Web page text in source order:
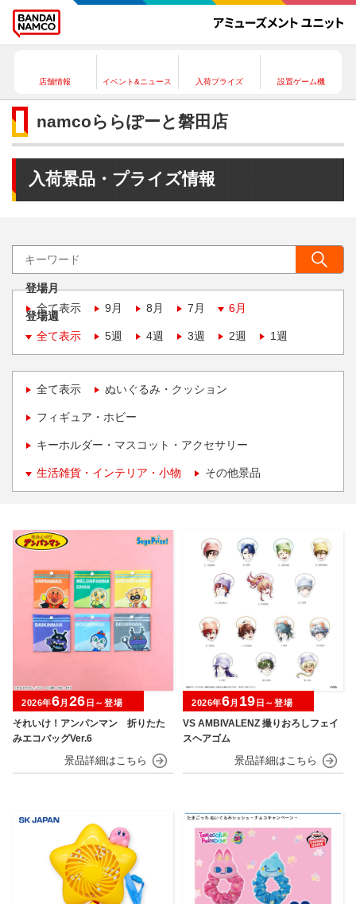
店舗情報 イベント&ニュース 入荷プライズ 設置ゲーム機
namcoららぽーと磐田店
入荷景品・プライズ情報
登場月
全て表示
9月 8月 7月 6月
登場週
全て表示
5週 4週 3週 2週 1週
全て表示 ぬいぐるみ・クッション
フィギュア・ホビー
キーホルダー・マスコット・アクセサリー
生活雑貨・インテリア・小物 その他景品
それいけ！アンパンマン 折りたた
みエコバッグVer.6
2026年6月 26 日～登場
VS AMBIVALENZ 撮りおろしフェイ
スヘアゴム
2026年6月 19 日～登場